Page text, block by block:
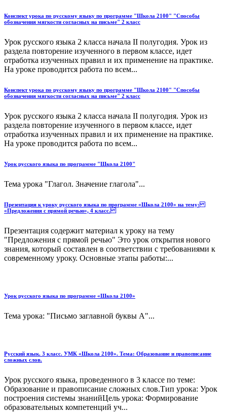
Конспект урока по русскому языку по программе "Школа 2100" "Способы
обозначения мягкости согласных на письме" 2 класс
Урок русского языка 2 класса начала II полугодия. Урок из
раздела повторение изученного в первом классе, идет
отработка изученных правил и их применение на практике.
На уроке проводится работа по всем...
Конспект урока по русскому языку по программе "Школа 2100" "Способы
обозначения мягкости согласных на письме" 2 класс
Урок русского языка 2 класса начала II полугодия. Урок из
раздела повторение изученного в первом классе, идет
отработка изученных правил и их применение на практике.
На уроке проводится работа по всем...
Урок русского языка по программе "Школа 2100"
Тема урока "Глагол. Значение глагола"...
Презентация к уроку русского языка по программе «Школа 2100» на тему:
«Предложения с прямой речью», 4 класс.
Презентация содержит материал к уроку на тему
"Предложения с прямой речью" Это урок открытия нового
знания, который составлен в соответствии с требованиями к
современному уроку. Основные этапы работы:...
Урок русского языка по программе «Школа 2100»
Тема урока: "Письмо заглавной буквы А"...
Русский язык. 3 класс. УМК «Школа 2100». Тема: Образование и правописание
сложных слов.
Урок русского языка, проведенного в 3 классе по теме:
Образование и правописание сложных слов.Тип урока: Урок
построения системы знанийЦель урока: Формирование
образовательных компетенций уч...